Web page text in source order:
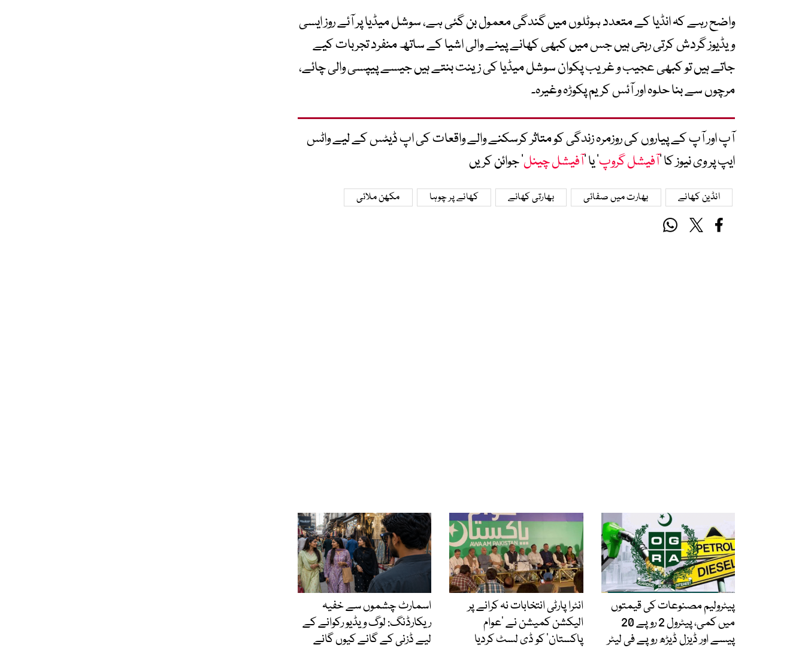
واضح رہے کہ انڈیا کے متعدد ہوٹلوں میں گندگی معمول بن گئی ہے، سوشل میڈیا پر آئے روز ایسی
ویڈیوز گردش کرتی رہتی ہیں جس میں کبھی کھانے پینے والی اشیا کے ساتھ منفرد تجربات کیے
جاتے ہیں تو کبھی عجیب و غریب پکوان سوشل میڈیا کی زینت بنتے ہیں جیسے پیپسی والی چائے،
مرچوں سے بنا حلوہ اور آئس کریم پکوڑہ وغیرہ۔
آپ اور آپ کے پیاروں کی روزمرہ زندگی کو متاثر کرسکنے والے واقعات کی اپ ڈیٹس کے لیے واٹس
ایپ پر وی نیوز کا ’آفیشل گروپ‘ یا ’آفیشل چینل‘ جوائن کریں
انڈین کھانے بھارت میں صفائی بھارتی کھانے کھانے پر چوہا مکھن ملائی
پیٹرولیم مصنوعات کی قیمتوں
میں کمی، پیٹرول 2 روپے 20
پیسے اور ڈیزل ڈیڑھ روپے فی لیٹر
انٹرا پارٹی انتخابات نہ کرانے پر
الیکشن کمیشن نے ’عوام
پاکستان‘ کو ڈی لسٹ کردیا
اسمارٹ چشموں سے خفیہ
ریکارڈنگ: لوگ ویڈیو رکوانے کے
لیے ڈزنی کے گانے کیوں گانے